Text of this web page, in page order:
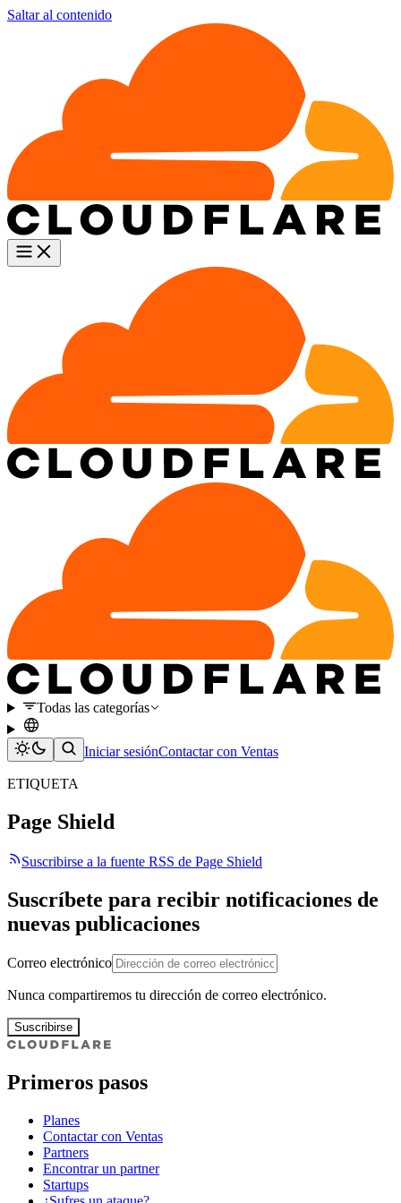
Saltar al contenido
Todas las categorías
Iniciar sesiónContactar con Ventas
ETIQUETA
Page Shield
Suscribirse a la fuente RSS de Page Shield
Suscríbete para recibir notificaciones de
nuevas publicaciones
Correo electrónico
Nunca compartiremos tu dirección de correo electrónico.
Suscribirse
Primeros pasos
Planes
Contactar con Ventas
Partners
Encontrar un partner
Startups